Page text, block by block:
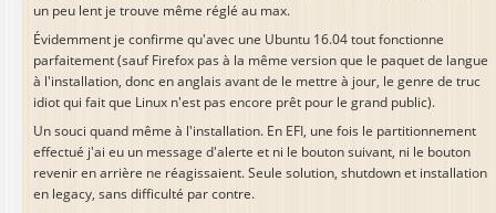
un peu lent je trouve même réglé au max.
Évidemment je confirme qu'avec une Ubuntu 16.04 tout fonctionne
parfaitement (sauf Firefox pas à la même version que le paquet de langue
à l'installation, donc en anglais avant de le mettre à jour, le genre de truc
idiot qui fait que Linux n'est pas encore prêt pour le grand public).
Un souci quand même à l'installation. En EFI, une fois le partitionnement
effectué j'ai eu un message d'alerte et ni le bouton suivant, ni le bouton
revenir en arrière ne réagissaient. Seule solution, shutdown et installation
en legacy, sans difficulté par contre.